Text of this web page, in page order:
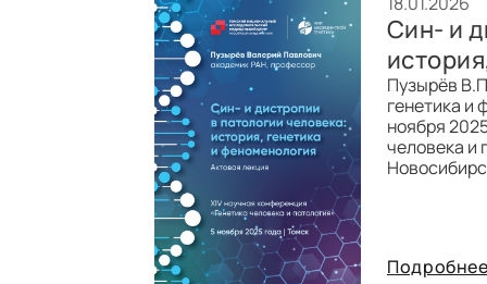
Син- и
Пузырёв
генетика и
ноября
человека и